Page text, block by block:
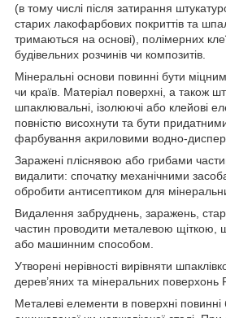
(в тому числі після затирання
старих лакофарбових покриттів та
тримаються на основі), полімерних
будівельних розчинів чи композитів.
Мінеральні основи повинні бути
чи країв. Матеріал поверхні, а також
шпаклювальні, ізолюючі або клейові
повністю висохнути та бути
фарбування акриловими водно-
Заражені пліснявою або грибами
видалити: спочатку механічними
обробити антисептиком для
Видалення забруднень, заражень,
частин проводити металевою щіткою,
або машинним способом.
Утворені нерівності вирівняти
дерев’яних та мінеральних поверхонь
Металеві елементи в поверхні повинні